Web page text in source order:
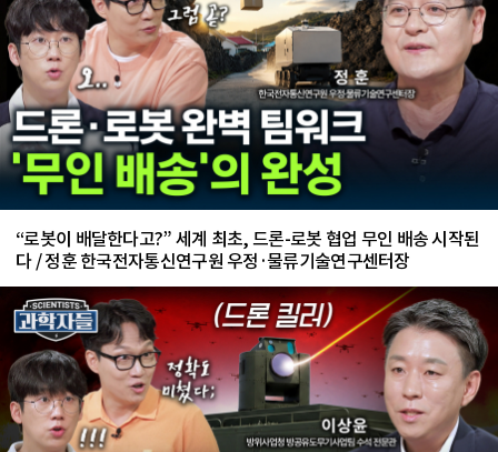
“로봇이 배달한다고?” 세계 최초, 드론-로봇 협업 무인 배송 시작된
다 / 정훈 한국전자통신연구원 우정·물류기술연구센터장